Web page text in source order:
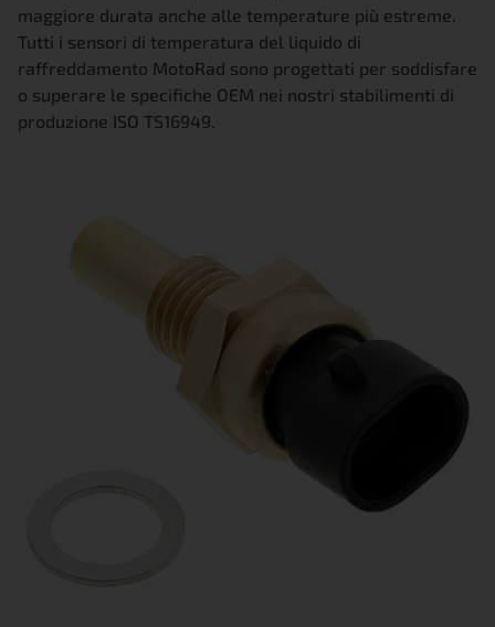
maggiore durata anche alle temperature più estreme.
Tutti i sensori di temperatura del liquido di
raffreddamento MotoRad sono progettati per soddisfare
o superare le specifiche OEM nei nostri stabilimenti di
produzione ISO TS16949.